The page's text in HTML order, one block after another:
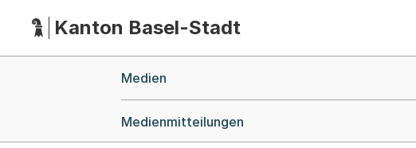
HauptnavigationKanton Basel-Stadt
Medien
Medienmitteilungen